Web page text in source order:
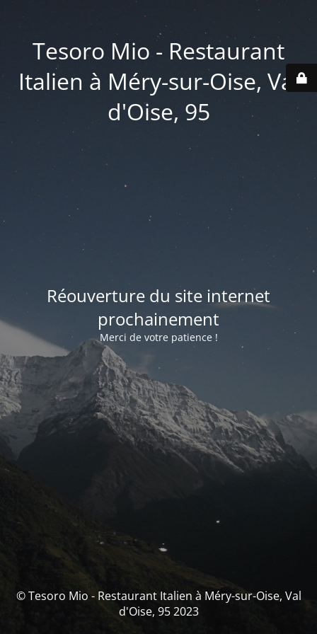
Tesoro Mio - Restaurant
Italien à Méry-sur-Oise, Val
d'Oise, 95
Réouverture du site internet
prochainement
Merci de votre patience !
© Tesoro Mio - Restaurant Italien à Méry-sur-Oise, Val
d'Oise, 95 2023